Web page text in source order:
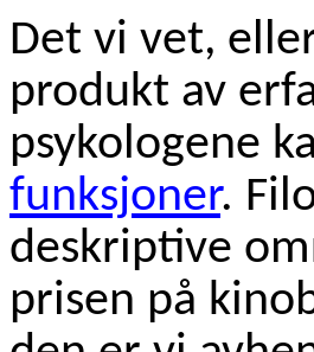
Det vi vet,
produkt av
psykologene
funksjoner.
deskriptive
prisen på